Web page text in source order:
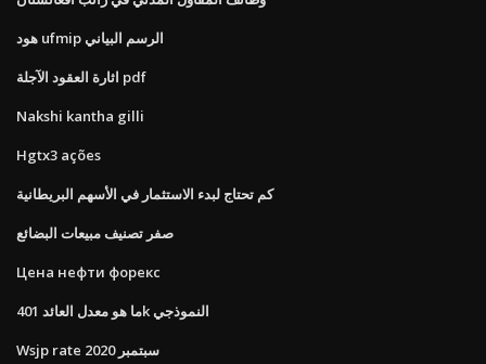
هود ufmip الرسم البياني
اثارة العقود الآجلة pdf
Nakshi kantha gilli
Hgtx3 ações
كم تحتاج لبدء الاستثمار في الأسهم البريطانية
صفر تصنيف مبيعات البضائع
Цена нефти форекс
ما هو معدل العائد 401k النموذجي
Wsjp rate سبتمبر 2020